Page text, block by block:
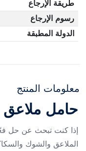
طريقة الإرجاع
رسوم الإرجاع
الدولة المطبقة
معلومات المنتج
حامل
إذا كنت تبحث عن حل
الملاعق والشوك